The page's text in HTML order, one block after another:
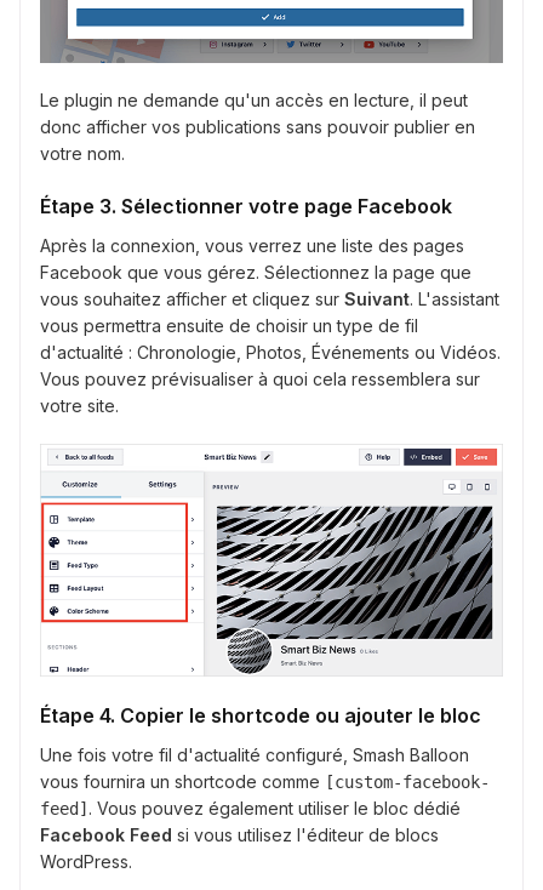
Le plugin ne demande qu'un accès en lecture, il peut
donc afficher vos publications sans pouvoir publier en
votre nom.
Étape 3. Sélectionner votre page Facebook
Après la connexion, vous verrez une liste des pages
Facebook que vous gérez. Sélectionnez la page que
vous souhaitez afficher et cliquez sur Suivant. L'assistant
vous permettra ensuite de choisir un type de fil
d'actualité : Chronologie, Photos, Événements ou Vidéos.
Vous pouvez prévisualiser à quoi cela ressemblera sur
votre site.
Étape 4. Copier le shortcode ou ajouter le bloc
Une fois votre fil d'actualité configuré, Smash Balloon
vous fournira un shortcode comme [custom-facebook-
feed] . Vous pouvez également utiliser le bloc dédié
Facebook Feed si vous utilisez l'éditeur de blocs
WordPress.